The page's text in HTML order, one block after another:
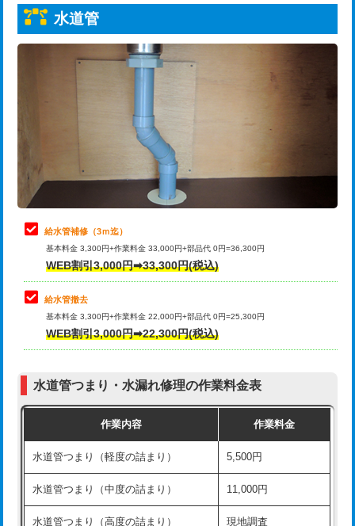
給水管工事※（ライニング鋼管・銅
管・ポリ管・HT管使用/3ｍまで)
給水管工事※（ライニング鋼管・銅
管・ポリ管・HT管使用/3ｍ超え)
排水管工事（土の掘削・埋め戻し作
11,000円~
排水管工事（排水管工事/3ｍまで） 55,000円
排水管工事（追加 排水管工事/3ｍ超
マス交換（土の掘削・埋め戻し作業）
マス交換（深さ50㎝未満）
マス交換（深さ50㎝以上）
コンクリート斫り（厚さ10㎝まで）
モルタル補修（厚さ10㎝超え） 38,500円
洗面台設置 38,500円
化粧台設置 22,000円
トーラー機使用/3mまで
追加トーラー機使用/3m超え
33,000円
8,800円
止水・漏水調査・防水処理・清掃・修
理・調整・分解・加工など（軽作業）
11,000円
止水・漏水調査・防水処理・清掃・修
理・調整・分解・加工など（中作業）
止水・漏水調査・防水処理・清掃・修
理・調整・分解・加工など（重作業）
33,000円
その他部品の脱着
交換・取付（タンク）
式）)
式・ワンホール）)
交換・取付(排水栓・排水トラップ
22,000円+材料費
水道管
給水管補修（3ｍ迄）
基本料金 3,300円+作業料金 33,000円+部品代 0円=36,300円
WEB割引3,000円➡33,300円(税込)
給水管撤去
基本料金 3,300円+作業料金 22,000円+部品代 0円=25,300円
WEB割引3,000円➡22,300円(税込)
水道管つまり・水漏れ修理の作業料金表
作業内容 作業料金
水道管つまり（軽度の詰まり） 5,500円
水道管つまり（中度の詰まり） 11,000円
水道管つまり（高度の詰まり） 現地調査